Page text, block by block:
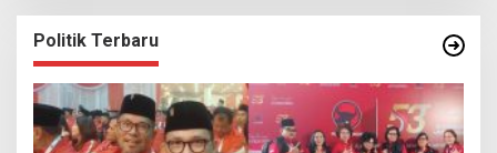
Politik Terbaru